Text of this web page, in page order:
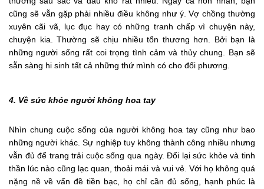
cũng sẽ vẫn gặp phải nhiều điều không như ý. Vợ chồng thường
xuyên cãi vã, lục đục hay có những tranh chấp vì chuyện này,
chuyện kia. Thường sẽ chịu nhiều tổn thương hơn. Bởi bạn là
những người sống rất coi trọng tình cảm và thủy chung. Bạn sẽ
sẵn sàng hi sinh tất cả những thứ mình có cho đối phương.
4. Về sức khỏe người không hoa tay
Nhìn chung cuộc sống của người không hoa tay cũng như bao
những người khác. Sự nghiệp tuy không thành công nhiều nhưng
vẫn đủ để trang trải cuộc sống qua ngày. Đổi lại sức khỏe và tinh
thần lúc nào cũng lạc quan, thoải mái và vui vẻ. Với họ không quá
nặng nề về vấn đề tiền bạc, họ chỉ cần đủ sống, hạnh phúc là